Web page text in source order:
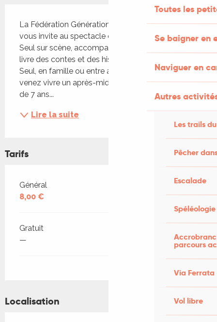
Toutes les
Se baigner en
Naviguer en
Autres
Les trails
Pêcher
Escalade
Spéléologie
parcours
Via Ferrata
Vol libre
La Fédération Générations Mouvement du Lot
vous invite au spectacle de Clément Bouscarel.
Seul sur scène, accompagné de son chien, il vous
livre des contes et des histoires de notre contrée.
Seul, en famille ou entre amis, de 7 à 107 ans,
venez vivre un après-midi hors du temps. A partir
de 7 ans...
Lire la suite
Tarifs
Tarifs 2026
Général
8,00 €
Gratuit
—
Localisation